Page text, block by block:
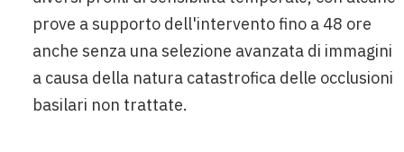
prove a supporto dell'intervento fino a 48 ore
anche senza una selezione avanzata di immagini
a causa della natura catastrofica delle occlusioni
basilari non trattate.